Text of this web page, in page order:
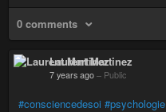
0 comments
Laurent Martinez
7 years ago – Public
#consciencedesoi #psychologie